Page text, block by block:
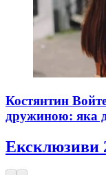
Костянтин
дружиною: яка
Ексклюзиви